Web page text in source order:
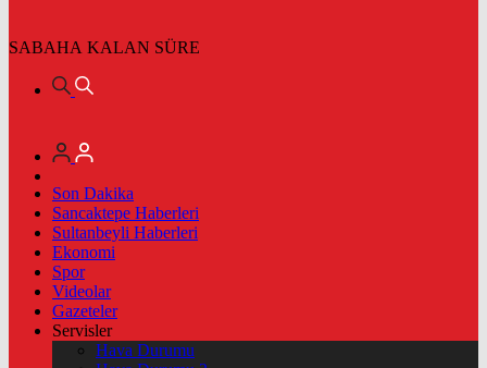
SABAHA KALAN SÜRE
Son Dakika
Sancaktepe Haberleri
Sultanbeyli Haberleri
Ekonomi
Spor
Videolar
Gazeteler
Servisler
Hava Durumu